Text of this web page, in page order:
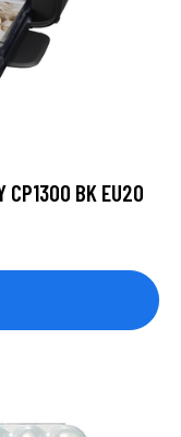
CP1300 BK EU20